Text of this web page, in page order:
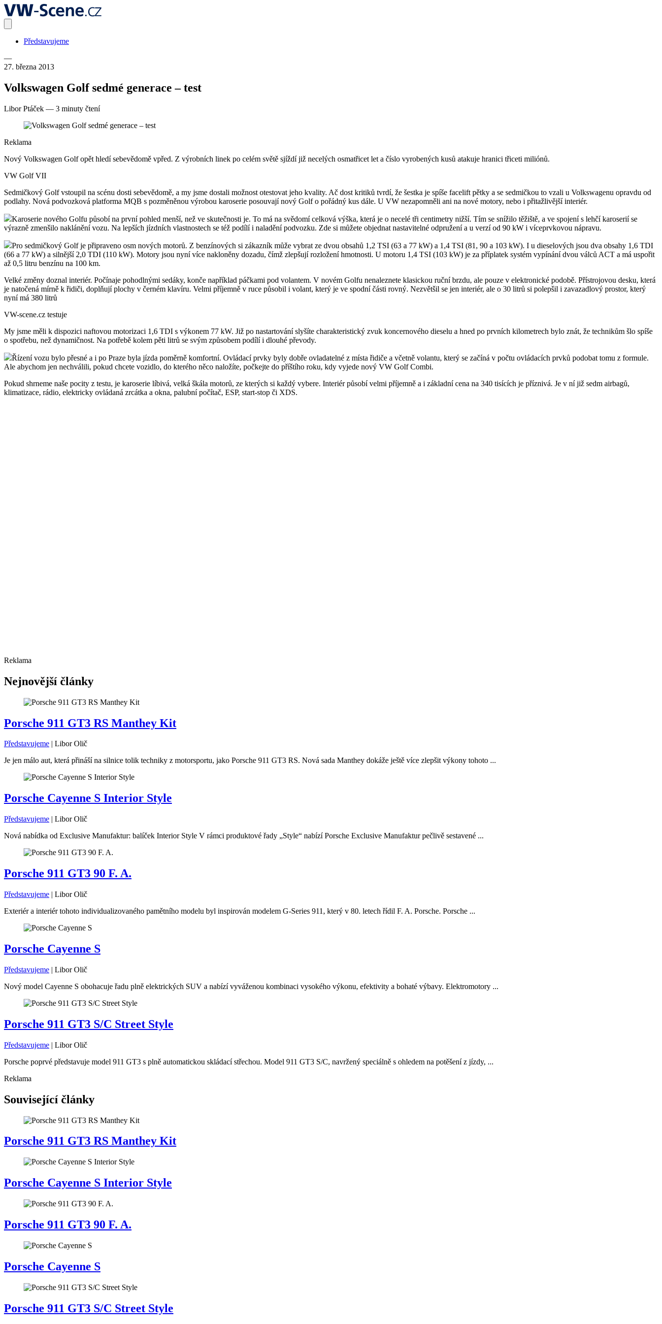
Představujeme
—
27. března 2013
Volkswagen Golf sedmé generace – test
Libor Ptáček — 3 minuty čtení
Reklama
Nový Volkswagen Golf opět hledí sebevědomě vpřed. Z výrobních linek po celém světě sjíždí již necelých osmatřicet let a číslo vyrobených kusů atakuje hranici třiceti miliónů.
VW Golf VII
Sedmičkový Golf vstoupil na scénu dosti sebevědomě, a my jsme dostali možnost otestovat jeho kvality. Ač dost kritiků tvrdí, že šestka je spíše facelift pětky a se sedmičkou to vzali u Volkswagenu opravdu od
podlahy. Nová podvozková platforma MQB s pozměněnou výrobou karoserie posouvají nový Golf o pořádný kus dále. U VW nezapomněli ani na nové motory, nebo i přitažlivější interiér.
Karoserie nového Golfu působí na první pohled menší, než ve skutečnosti je. To má na svědomí celková výška, která je o necelé tři centimetry nižší. Tím se snížilo těžiště, a ve spojení s lehčí karoserií se
výrazně zmenšilo naklánění vozu. Na lepších jízdních vlastnostech se též podílí i naladění podvozku. Zde si můžete objednat nastavitelné odpružení a u verzí od 90 kW i víceprvkovou nápravu.
Pro sedmičkový Golf je připraveno osm nových motorů. Z benzínových si zákazník může vybrat ze dvou obsahů 1,2 TSI (63 a 77 kW) a 1,4 TSI (81, 90 a 103 kW). I u dieselových jsou dva obsahy 1,6 TDI
(66 a 77 kW) a silnější 2,0 TDI (110 kW). Motory jsou nyní více nakloněny dozadu, čímž zlepšují rozložení hmotnosti. U motoru 1,4 TSI (103 kW) je za příplatek systém vypínání dvou válců ACT a má uspořit
až 0,5 litru benzínu na 100 km.
Velké změny doznal interiér. Počínaje pohodlnými sedáky, konče například páčkami pod volantem. V novém Golfu nenaleznete klasickou ruční brzdu, ale pouze v elektronické podobě. Přístrojovou desku, která
je natočená mírně k řidiči, doplňují plochy v černém klavíru. Velmi příjemně v ruce působil i volant, který je ve spodní části rovný. Nezvětšil se jen interiér, ale o 30 litrů si polepšil i zavazadlový prostor, který
nyní má 380 litrů
VW-scene.cz testuje
My jsme měli k dispozici naftovou motorizaci 1,6 TDI s výkonem 77 kW. Již po nastartování slyšíte charakteristický zvuk koncernového dieselu a hned po prvních kilometrech bylo znát, že technikům šlo spíše
o spotřebu, než dynamičnost. Na potřebě kolem pěti litrů se svým způsobem podílí i dlouhé převody.
Řízení vozu bylo přesné a i po Praze byla jízda poměrně komfortní. Ovládací prvky byly dobře ovladatelné z místa řidiče a včetně volantu, který se začíná v počtu ovládacích prvků podobat tomu z formule.
Ale abychom jen nechválili, pokud chcete vozidlo, do kterého něco naložíte, počkejte do příštího roku, kdy vyjede nový VW Golf Combi.
Pokud shrneme naše pocity z testu, je karoserie líbivá, velká škála motorů, ze kterých si každý vybere. Interiér působí velmi příjemně a i základní cena na 340 tisících je příznivá. Je v ní již sedm airbagů,
klimatizace, rádio, elektricky ovládaná zrcátka a okna, palubní počítač, ESP, start-stop či XDS.
Reklama
Nejnovější články
Porsche 911 GT3 RS Manthey Kit
Představujeme | Libor Olič
Je jen málo aut, která přináší na silnice tolik techniky z motorsportu, jako Porsche 911 GT3 RS. Nová sada Manthey dokáže ještě více zlepšit výkony tohoto ...
Porsche Cayenne S Interior Style
Představujeme | Libor Olič
Nová nabídka od Exclusive Manufaktur: balíček Interior Style V rámci produktové řady „Style“ nabízí Porsche Exclusive Manufaktur pečlivě sestavené ...
Porsche 911 GT3 90 F. A.
Představujeme | Libor Olič
Exteriér a interiér tohoto individualizovaného pamětního modelu byl inspirován modelem G-Series 911, který v 80. letech řídil F. A. Porsche. Porsche ...
Porsche Cayenne S
Představujeme | Libor Olič
Nový model Cayenne S obohacuje řadu plně elektrických SUV a nabízí vyváženou kombinaci vysokého výkonu, efektivity a bohaté výbavy. Elektromotory ...
Porsche 911 GT3 S/C Street Style
Představujeme | Libor Olič
Porsche poprvé představuje model 911 GT3 s plně automatickou skládací střechou. Model 911 GT3 S/C, navržený speciálně s ohledem na potěšení z jízdy, ...
Reklama
Související články
Porsche 911 GT3 RS Manthey Kit
Porsche Cayenne S Interior Style
Porsche 911 GT3 90 F. A.
Porsche Cayenne S
Porsche 911 GT3 S/C Street Style